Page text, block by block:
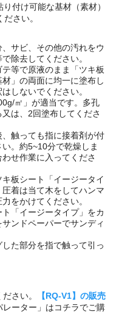
付け可能な基材（素材）
さい。
サビ、その他の汚れをウ
除去してください。
等で原液のまま「ツキ板
」の両面に均一に塗布し
しないでください。
㎡」が適当です。多孔
は、2回塗布してくださ
触っても指に接着剤が付
。約5~10分で乾燥しま
せ作業に入ってくださ
板シート「イージータイ
着は当て木をしてハンマ
をかけてください。
「イージータイプ」をカ
ンドペーパーでサンディ
た部分を指で触って引っ
さい。
【RQ-V1】の販売
ーター」はコチラでご購